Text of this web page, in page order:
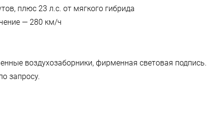
плюс 23 л.с. от мягкого гибрида
— 280 км/ч
воздухозаборники, фирменная световая подпись.
запросу.